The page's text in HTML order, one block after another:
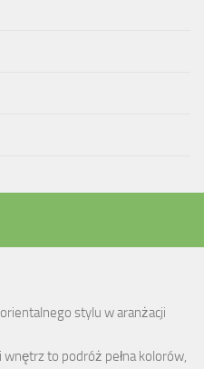
stylu w aranżacji
to podróż pełna kolorów,